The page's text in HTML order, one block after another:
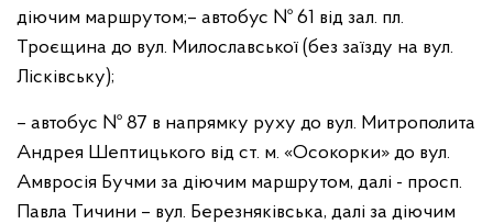
діючим маршрутом;– автобус № 61 від зал. пл.
Троєщина до вул. Милославської (без заїзду на вул.
Лісківську);
– автобус № 87 в напрямку руху до вул. Митрополита
Андрея Шептицького від ст. м. «Осокорки» до вул.
Амвросія Бучми за діючим маршрутом, далі - просп.
Павла Тичини – вул. Березняківська, далі за діючим